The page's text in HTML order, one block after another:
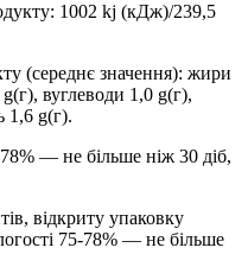
1002 kj (кДж)/239,5
(середнє значення): жири
вуглеводи 1,0 g(г),
1,6 g(г).
— не більше ніж 30 діб,
відкриту упаковку
75-78% — не більше